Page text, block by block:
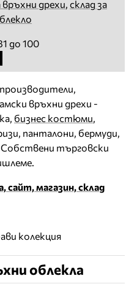
връхни дрехи, склад за
до 100
връхни дрехи -
бизнес костюми,
панталони, бермуди,
Собствени търговски
магазин, склад
колекция
облекла